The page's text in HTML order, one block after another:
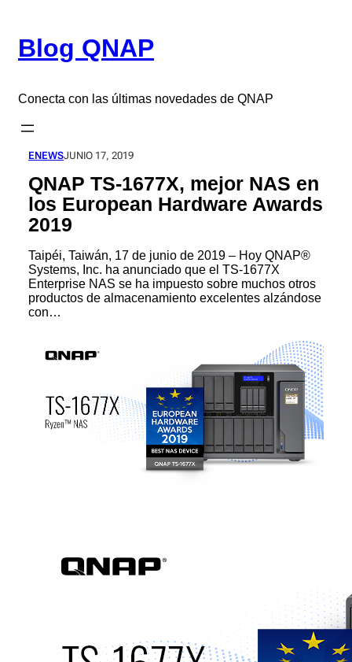
contenido
Blog QNAP
Conecta con las últimas novedades de QNAP
ENEWSJUNIO 17, 2019
QNAP TS-1677X, mejor NAS en
los European Hardware Awards
2019
Taipéi, Taiwán, 17 de junio de 2019 – Hoy QNAP®
Systems, Inc. ha anunciado que el TS-1677X
Enterprise NAS se ha impuesto sobre muchos otros
productos de almacenamiento excelentes alzándose
con…